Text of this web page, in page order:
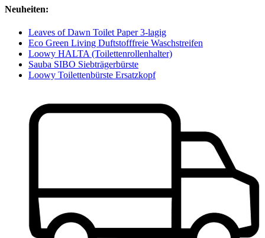
Neuheiten:
Leaves of Dawn Toilet Paper 3-lagig
Eco Green Living Duftstofffreie Waschstreifen
Loowy HALTA (Toilettenrollenhalter)
Sauba SIBO Siebträgerbürste
Loowy Toilettenbürste Ersatzkopf